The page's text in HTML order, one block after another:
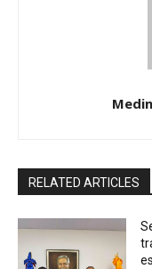
RELATED ARTICLES